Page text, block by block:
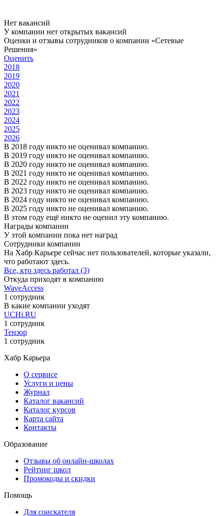
Нет вакансий
У компании нет открытых вакансий
Оценки и отзывы сотрудников о компании «Сетевые
Решения»
Оценить
2018
2019
2020
2021
2022
2023
2024
2025
2026
В 2018 году никто не оценивал компанию.
В 2019 году никто не оценивал компанию.
В 2020 году никто не оценивал компанию.
В 2021 году никто не оценивал компанию.
В 2022 году никто не оценивал компанию.
В 2023 году никто не оценивал компанию.
В 2024 году никто не оценивал компанию.
В 2025 году никто не оценивал компанию.
В этом году ещё никто не оценил эту компанию.
Награды компании
У этой компании пока нет наград
Сотрудники компании
На Хабр Карьере сейчас нет пользователей, которые указали,
что работают здесь.
Все, кто здесь работал (3)
Откуда приходят в компанию
WaveAccess
1 сотрудник
В какие компании уходят
UCHi.RU
1 сотрудник
Тензор
1 сотрудник
Хабр Карьера
О сервисе
Услуги и цены
Журнал
Каталог вакансий
Каталог курсов
Карта сайта
Контакты
Образование
Отзывы об онлайн-школах
Рейтинг школ
Промокоды и скидки
Помощь
Для соискателя